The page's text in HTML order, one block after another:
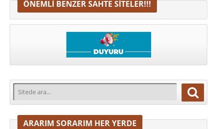
ÖNEMLI BENZER SAHTE SITELER!!!
ARARIM SORARIM HER YERDE